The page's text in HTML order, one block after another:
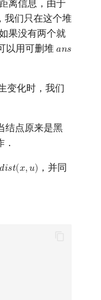
离信息，由于
我们只在这个堆
果没有两个就
以用可删堆𝑎𝑛𝑠
ans
变化时，我们
结点原来是黑
𝑑𝑖𝑠𝑡(𝑥,𝑢)
dist(x,u)
，并同